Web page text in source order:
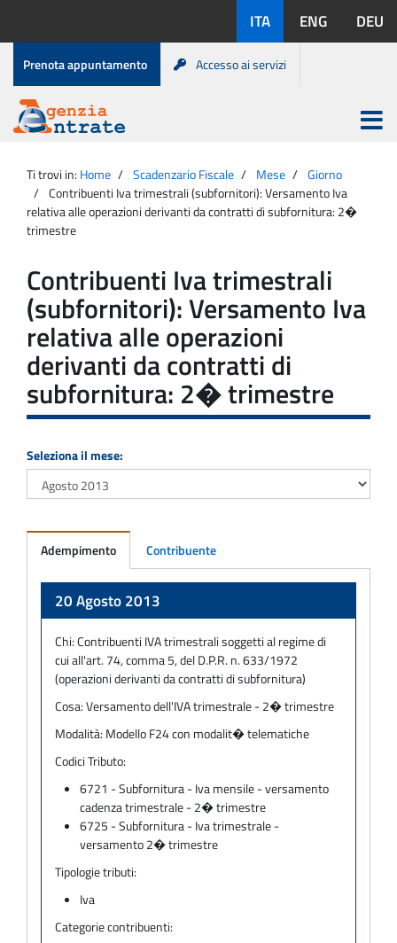
contenuto
disponibili:
ITA ENG DEU
Menu
di
servizio
Prenota appuntamento Accesso ai servizi
Agenzia
Entrate
Apri
menu
principale
Ti trovi in: Home Scadenzario Fiscale Mese
Giorno
Contribuenti Iva trimestrali (subfornitori): Versamento Iva
relativa alle operazioni derivanti da contratti di subfornitura: 2�
trimestre
Contribuenti Iva trimestrali
(subfornitori): Versamento Iva
relativa alle operazioni
derivanti da contratti di
subfornitura: 2� trimestre
Seleziona il mese:
Adempimento Contribuente
20 Agosto 2013
Chi:Contribuenti IVA trimestrali soggetti al regime di
cui all'art. 74, comma 5, del D.P.R. n. 633/1972
(operazioni derivanti da contratti di subfornitura)
Cosa:Versamento dell'IVA trimestrale - 2� trimestre
Modalità: Modello F24 con modalit� telematiche
Codici Tributo:
6721 - Subfornitura - Iva mensile - versamento
cadenza trimestrale - 2� trimestre
6725 - Subfornitura - Iva trimestrale -
versamento 2� trimestre
Tipologie tributi:
Iva
Categorie contribuenti: